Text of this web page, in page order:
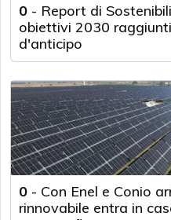
0 - Report di
obiettivi 2030
d'anticipo
0 - Con Enel e Conio
rinnovabile entra in